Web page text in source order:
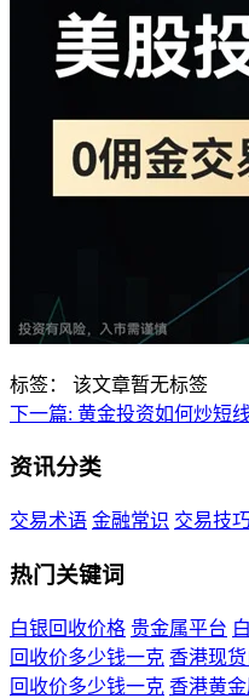
标签：
该文章暂无标签
下一篇: 黄金投资如何炒短线
资讯分类
交易术语 金融常识 交易技巧
热门关键词
白银回收价格 贵金属平台
回收价多少钱一克 香港现
回收价多少钱一克 香港黄